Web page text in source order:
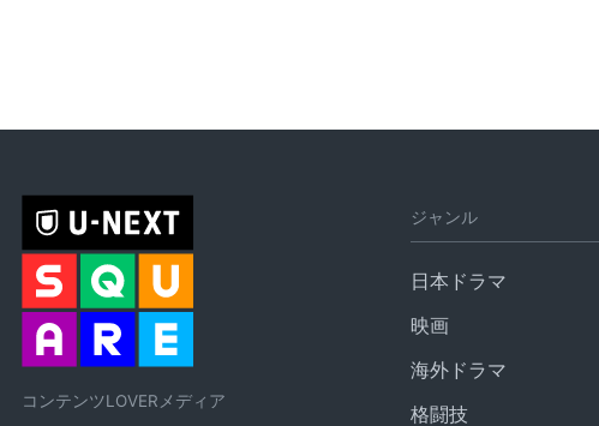
コンテンツLOVERメディア
ジャンル
日本ドラマ
映画
海外ドラマ
格闘技